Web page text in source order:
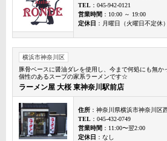
TEL ：045-942-0121
営業時間 ：10:00 ～ 19:00
定休日 ：月曜日（火曜日不定休
横浜市神奈川区
豚骨ベースに醤油ダレを使用し、今まで何処にも無か
個性のあるスープの家系ラーメンです☆
ラーメン屋 大桜 東神奈川駅前店
住所 ：神奈川県横浜市神奈川区
TEL ：045-432-0749
営業時間 ：11:00〜翌2:00
定休日 ：なし